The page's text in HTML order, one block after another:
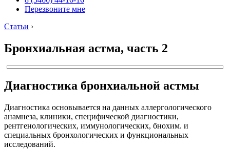
Перезвоните мне
Статьи ›
Бронхиальная астма, часть 2
Диагностика бронхиальной астмы
Диагностика основывается на данных аллергологического
анамнеза, клиники, специфической диагностики,
рентгенологических, иммунологических, бнохим. и
специальных бронхологических и функциональных
исследований.